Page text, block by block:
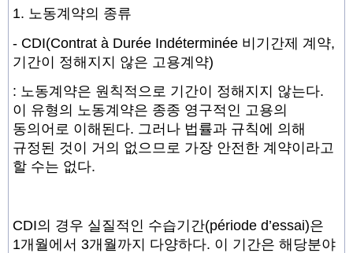
1. 노동계약의 종류
- CDI(Contrat à Durée Indéterminée 비기간제 계약,
기간이 정해지지 않은 고용계약)
: 노동계약은 원칙적으로 기간이 정해지지 않는다.
이 유형의 노동계약은 종종 영구적인 고용의
동의어로 이해된다. 그러나 법률과 규칙에 의해
규정된 것이 거의 없으므로 가장 안전한 계약이라고
할 수는 없다.
CDI의 경우 실질적인 수습기간(période d’essai)은
1개월에서 3개월까지 다양하다. 이 기간은 해당분야